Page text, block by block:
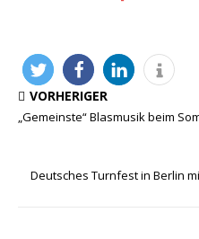
VORHERIGER
„Gemeinste“ Blasmusik beim
Deutsches Turnfest in Berlin